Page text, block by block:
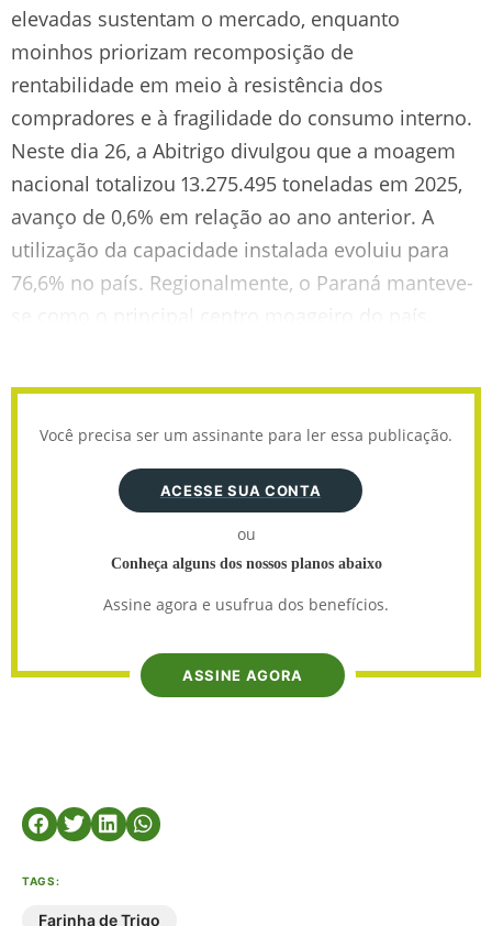
elevadas sustentam o mercado, enquanto
moinhos priorizam recomposição de
rentabilidade em meio à resistência dos
compradores e à fragilidade do consumo interno.
Neste dia 26, a Abitrigo divulgou que a moagem
nacional totalizou 13.275.495 toneladas em 2025,
avanço de 0,6% em relação ao ano anterior. A
utilização da capacidade instalada evoluiu para
76,6% no país. Regionalmente, o Paraná manteve-
se como o principal centro moageiro do país.
Você precisa ser um assinante para ler essa publicação.
ACESSE SUA CONTA
ou
Conheça alguns dos nossos planos abaixo
Assine agora e usufrua dos benefícios.
ASSINE AGORA
TAGS:
Farinha de Trigo